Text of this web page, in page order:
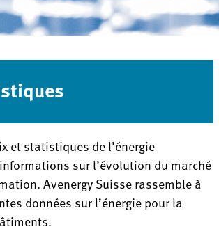
et statistiques de l’énergie
sur l’évolution du marché
Avenergy Suisse rassemble à
données sur l’énergie pour la